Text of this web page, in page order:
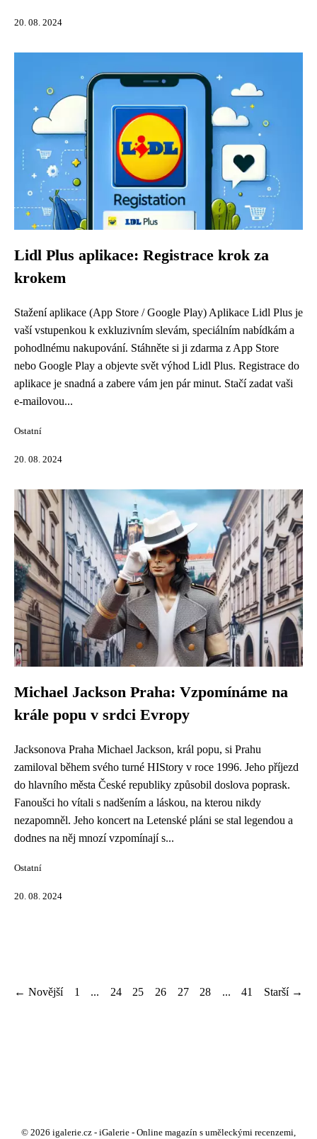
20. 08. 2024
Lidl Plus aplikace: Registrace krok za
krokem
Stažení aplikace (App Store / Google Play) Aplikace Lidl Plus je
vaší vstupenkou k exkluzivním slevám, speciálním nabídkám a
pohodlnému nakupování. Stáhněte si ji zdarma z App Store
nebo Google Play a objevte svět výhod Lidl Plus. Registrace do
aplikace je snadná a zabere vám jen pár minut. Stačí zadat vaši
e-mailovou...
Ostatní
20. 08. 2024
Michael Jackson Praha: Vzpomínáme na
krále popu v srdci Evropy
Jacksonova Praha Michael Jackson, král popu, si Prahu
zamiloval během svého turné HIStory v roce 1996. Jeho příjezd
do hlavního města České republiky způsobil doslova poprask.
Fanoušci ho vítali s nadšením a láskou, na kterou nikdy
nezapomněl. Jeho koncert na Letenské pláni se stal legendou a
dodnes na něj mnozí vzpomínají s...
Ostatní
20. 08. 2024
← Novější 1 ... 24 25 26 27 28 ... 41 Starší →
© 2026 igalerie.cz - iGalerie - Online magazín s uměleckými recenzemi,